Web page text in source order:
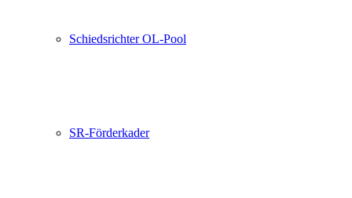
Schiedsrichter OL-Pool
SR-Förderkader